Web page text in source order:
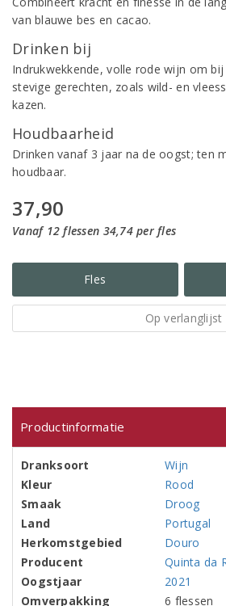
van blauwe bes en cacao.
Drinken bij
Indrukwekkende, volle rode wijn om
stevige gerechten, zoals wild- en
kazen.
Houdbaarheid
Drinken vanaf 3 jaar na de oogst; ten
houdbaar.
37,90
Vanaf 12 flessen 34,74 per fles
Fles
Op verlanglijst
Productinformatie
Dranksoort
Wijn
Kleur
Rood
Smaak
Droog
Land
Portugal
Herkomstgebied
Douro
Producent
Quinta da
Oogstjaar
2021
Omverpakking
6 flessen